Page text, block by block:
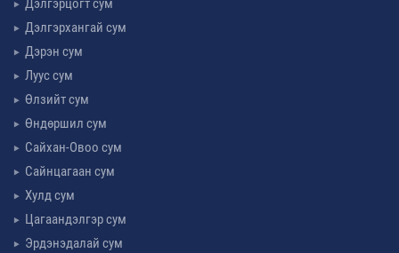
Дэлгэрхангай сум
Дэрэн сум
Луус сум
Өлзийт сум
Өндөршил сум
Сайхан-Овоо сум
Сайнцагаан сум
Хулд сум
Цагаандэлгэр сум
Эрдэнэдалай сум